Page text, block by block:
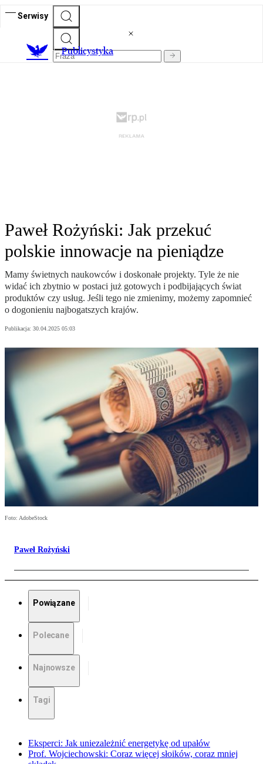
Serwisy
Publicystyka
Paweł Rożyński: Jak przekuć
polskie innowacje na pieniądze
Mamy świetnych naukowców i doskonałe projekty. Tyle że nie
widać ich zbytnio w postaci już gotowych i podbijających świat
produktów czy usług. Jeśli tego nie zmienimy, możemy zapomnieć
o dogonieniu najbogatszych krajów.
Publikacja: 30.04.2025 05:03
Foto: AdobeStock
Paweł Rożyński
Powiązane
Polecane
Najnowsze
Tagi
Eksperci: Jak uniezależnić energetykę od upałów
Prof. Wojciechowski: Coraz więcej słoików, coraz mniej